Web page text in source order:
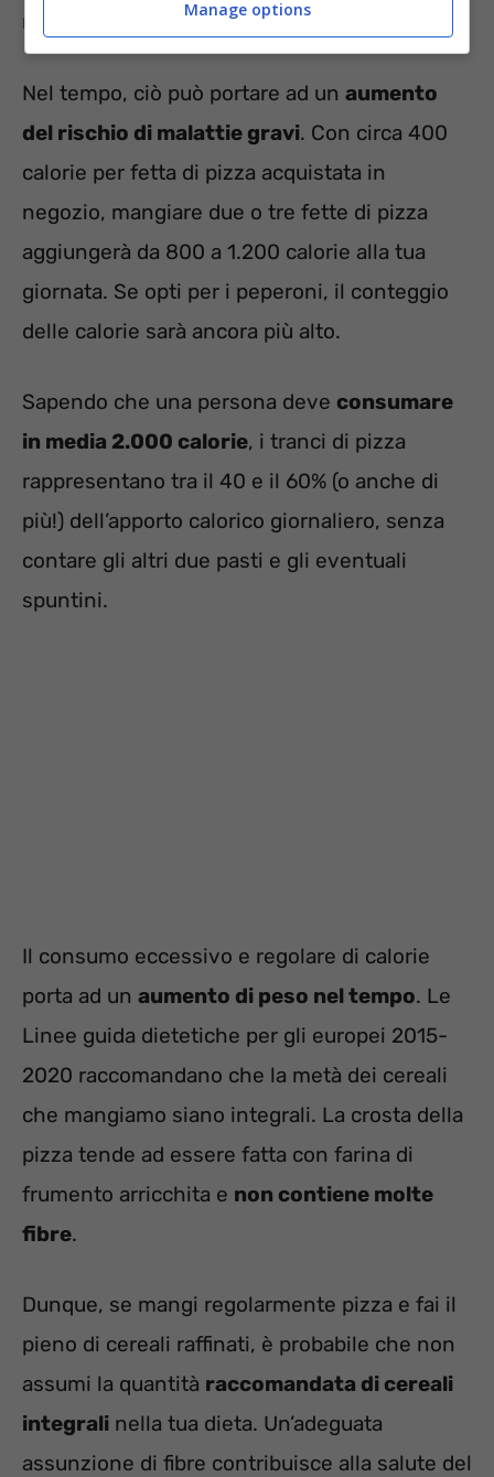
raccomandato.
Nel tempo, ciò può portare ad un aumento
del rischio di malattie gravi. Con circa 400
calorie per fetta di pizza acquistata in
negozio, mangiare due o tre fette di pizza
aggiungerà da 800 a 1.200 calorie alla tua
giornata. Se opti per i peperoni, il conteggio
delle calorie sarà ancora più alto.
Sapendo che una persona deve consumare
in media 2.000 calorie, i tranci di pizza
rappresentano tra il 40 e il 60% (o anche di
più!) dell’apporto calorico giornaliero, senza
contare gli altri due pasti e gli eventuali
spuntini.
Il consumo eccessivo e regolare di calorie
porta ad un aumento di peso nel tempo. Le
Linee guida dietetiche per gli europei 2015-
2020 raccomandano che la metà dei cereali
che mangiamo siano integrali. La crosta della
pizza tende ad essere fatta con farina di
frumento arricchita e non contiene molte
fibre.
Dunque, se mangi regolarmente pizza e fai il
pieno di cereali raffinati, è probabile che non
assumi la quantità raccomandata di cereali
integrali nella tua dieta. Un’adeguata
assunzione di fibre contribuisce alla salute del
Manage options